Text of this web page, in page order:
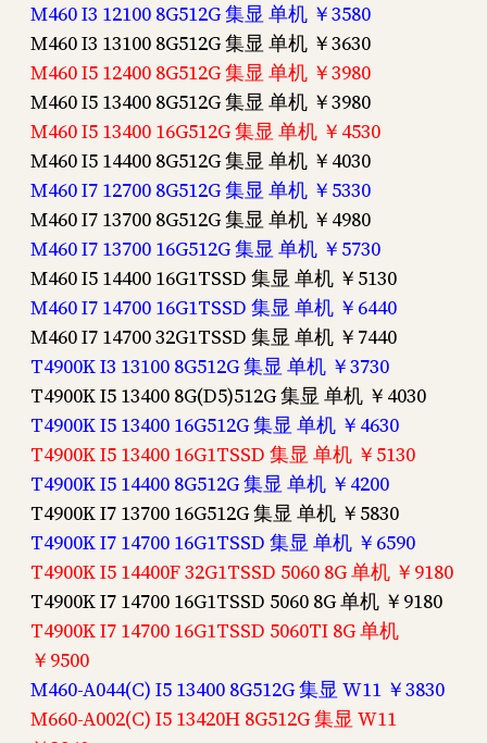
M460 I3 12100 8G512G 集显 单机 ￥3580
M460 I3 13100 8G512G 集显 单机 ￥3630
M460 I5 12400 8G512G 集显 单机 ￥3980
M460 I5 13400 8G512G 集显 单机 ￥3980
M460 I5 13400 16G512G 集显 单机 ￥4530
M460 I5 14400 8G512G 集显 单机 ￥4030
M460 I7 12700 8G512G 集显 单机 ￥5330
M460 I7 13700 8G512G 集显 单机 ￥4980
M460 I7 13700 16G512G 集显 单机 ￥5730
M460 I5 14400 16G1TSSD 集显 单机 ￥5130
M460 I7 14700 16G1TSSD 集显 单机 ￥6440
M460 I7 14700 32G1TSSD 集显 单机 ￥7440
T4900K I3 13100 8G512G 集显 单机 ￥3730
T4900K I5 13400 8G(D5)512G 集显 单机 ￥4030
T4900K I5 13400 16G512G 集显 单机 ￥4630
T4900K I5 13400 16G1TSSD 集显 单机 ￥5130
T4900K I5 14400 8G512G 集显 单机 ￥4200
T4900K I7 13700 16G512G 集显 单机 ￥5830
T4900K I7 14700 16G1TSSD 集显 单机 ￥6590
T4900K I5 14400F 32G1TSSD 5060 8G 单机 ￥9180
T4900K I7 14700 16G1TSSD 5060 8G 单机 ￥9180
T4900K I7 14700 16G1TSSD 5060TI 8G 单机
￥9500
M460-A044(C) I5 13400 8G512G 集显 W11 ￥3830
M660-A002(C) I5 13420H 8G512G 集显 W11